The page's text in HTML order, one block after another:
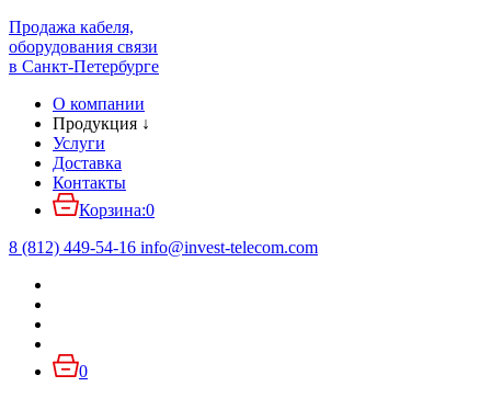
Продажа кабеля,
оборудования связи
в Санкт-Петербурге
О компании
Продукция ↓
Услуги
Доставка
Контакты
Корзина:0
8 (812) 449-54-16 info@invest-telecom.com
0